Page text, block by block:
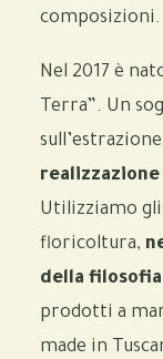
composizioni.
Nel 2017 è
Terra”. Un
Utilizziamo gli
floricoltura,
della
prodotti a
made in